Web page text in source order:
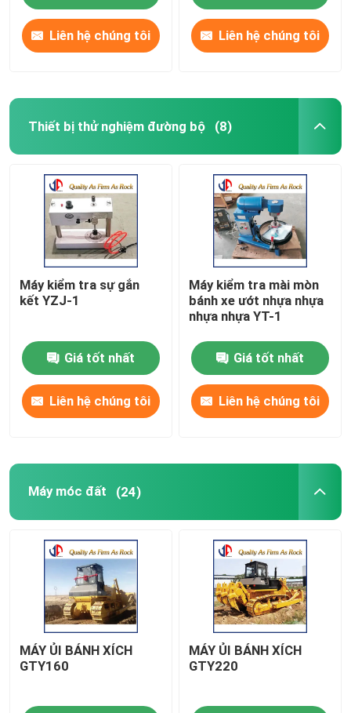
Sản phẩm
Về chúng tôi
Tham quan nhà máy
Liên hệ chúng tôi
Tin tức
Yêu cầu báo giá
Vật liệu xây dựng đường
Liên hệ chúng tôi Liên hệ chúng tôi
Thiết bị thử nghiệm đường bộ (8)
Máy kiểm tra sự gắn
kết YZJ-1
Giá tốt nhất
Liên hệ chúng tôi
Máy kiểm tra mài mòn
bánh xe ướt nhựa nhựa
nhựa nhựa YT-1
Giá tốt nhất
Liên hệ chúng tôi
Máy móc đất (24)
MÁY ỦI BÁNH XÍCH
GTY160
MÁY ỦI BÁNH XÍCH
GTY220